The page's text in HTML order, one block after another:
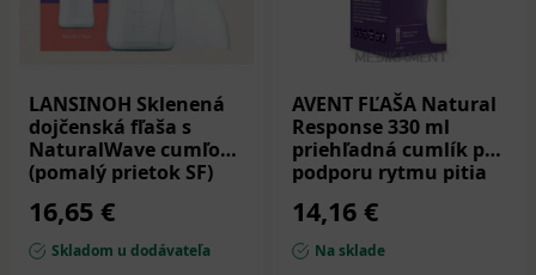
LANSINOH Sklenená
dojčenská fľaša s
NaturalWave cumľom
(pomalý prietok SF)
16,65 €
Skladom u dodávateľa
AVENT FĽAŠA Natural
Response 330 ml
priehľadná cumlík pre
podporu rytmu pitia
14,16 €
Na sklade